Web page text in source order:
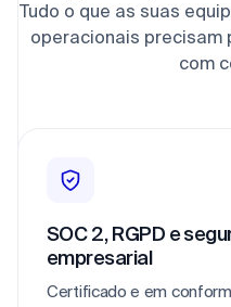
Tudo o que as suas
operacionais precisam
com
SOC 2, RGPD e
empresarial
Certificado e em